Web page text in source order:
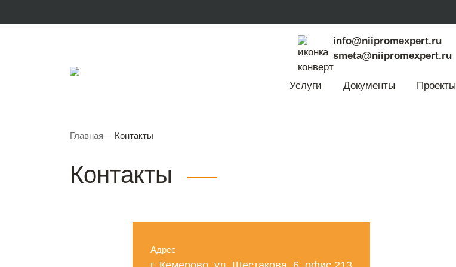
info@niipromexpert.ru
smeta@niipromexpert.ru
Услуги Документы Проекты
Главная—Контакты
Контакты
Адрес